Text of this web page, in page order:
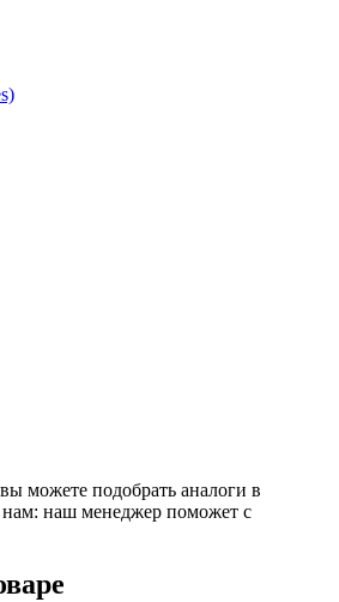
можете подобрать аналоги в
нам: наш менеджер поможет с